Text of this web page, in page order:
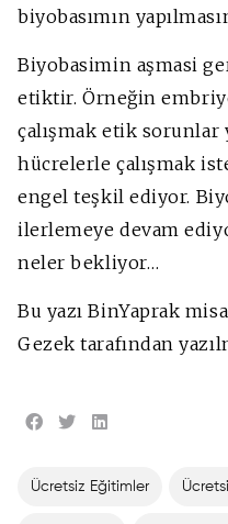
biyobasımın
Biyobasimin aşmasi
etiktir. Örneğin
çalışmak etik sorunlar
hücrelerle çalışmak
engel teşkil ediyor.
ilerlemeye devam
neler bekliyor…
Bu yazı BinYaprak
Gezek tarafından
Ücretsiz Eğitimler